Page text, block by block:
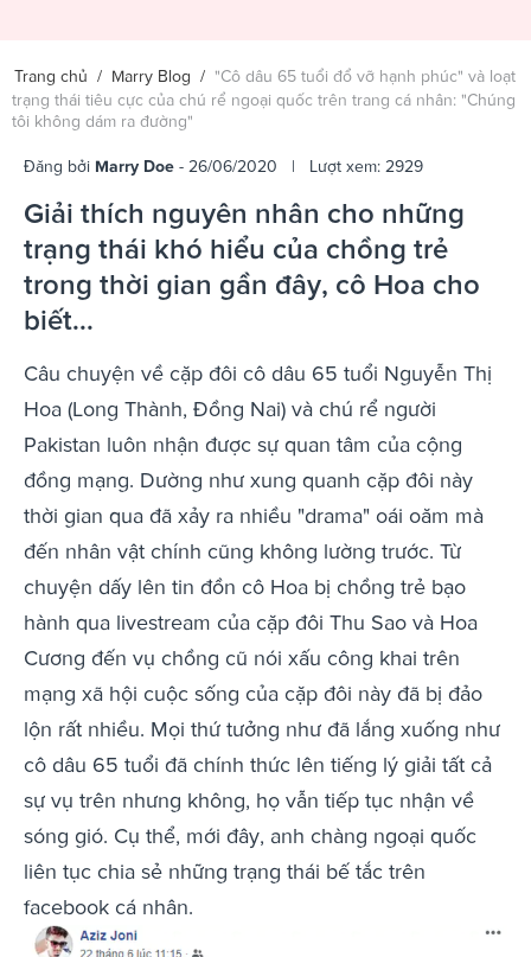
Trang chủ / Marry Blog / "Cô dâu 65 tuổi đổ vỡ hạnh phúc" và loạt
trạng thái tiêu cực của chú rể ngoại quốc trên trang cá nhân: "Chúng
tôi không dám ra đường"
Đăng bởi Marry Doe - 26/06/2020 | Lượt xem: 2929
Giải thích nguyên nhân cho những
trạng thái khó hiểu của chồng trẻ
trong thời gian gần đây, cô Hoa cho
biết...
Câu chuyện về cặp đôi cô dâu 65 tuổi Nguyễn Thị
Hoa (Long Thành, Đồng Nai) và chú rể người
Pakistan luôn nhận được sự quan tâm của cộng
đồng mạng. Dường như xung quanh cặp đôi này
thời gian qua đã xảy ra nhiều "drama" oái oăm mà
đến nhân vật chính cũng không lường trước. Từ
chuyện dấy lên tin đồn cô Hoa bị chồng trẻ bạo
hành qua livestream của cặp đôi Thu Sao và Hoa
Cương đến vụ chồng cũ nói xấu công khai trên
mạng xã hội cuộc sống của cặp đôi này đã bị đảo
lộn rất nhiều. Mọi thứ tưởng như đã lắng xuống như
cô dâu 65 tuổi đã chính thức lên tiếng lý giải tất cả
sự vụ trên nhưng không, họ vẫn tiếp tục nhận về
sóng gió. Cụ thể, mới đây, anh chàng ngoại quốc
liên tục chia sẻ những trạng thái bế tắc trên
facebook cá nhân.